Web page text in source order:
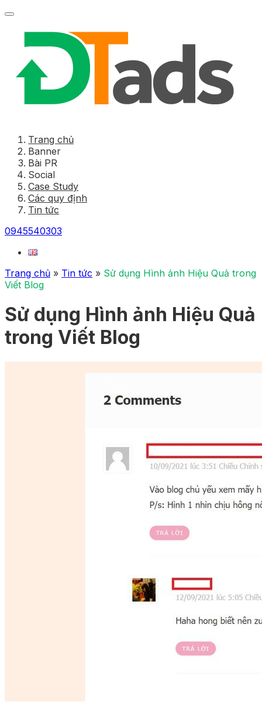
Trang chủ
Banner
Bài PR
Social
Case Study
Các quy định
Tin tức
0945540303
Trang chủ » Tin tức » Sử dụng Hình ảnh Hiệu Quả trong
Viết Blog
Sử dụng Hình ảnh Hiệu Quả
trong Viết Blog